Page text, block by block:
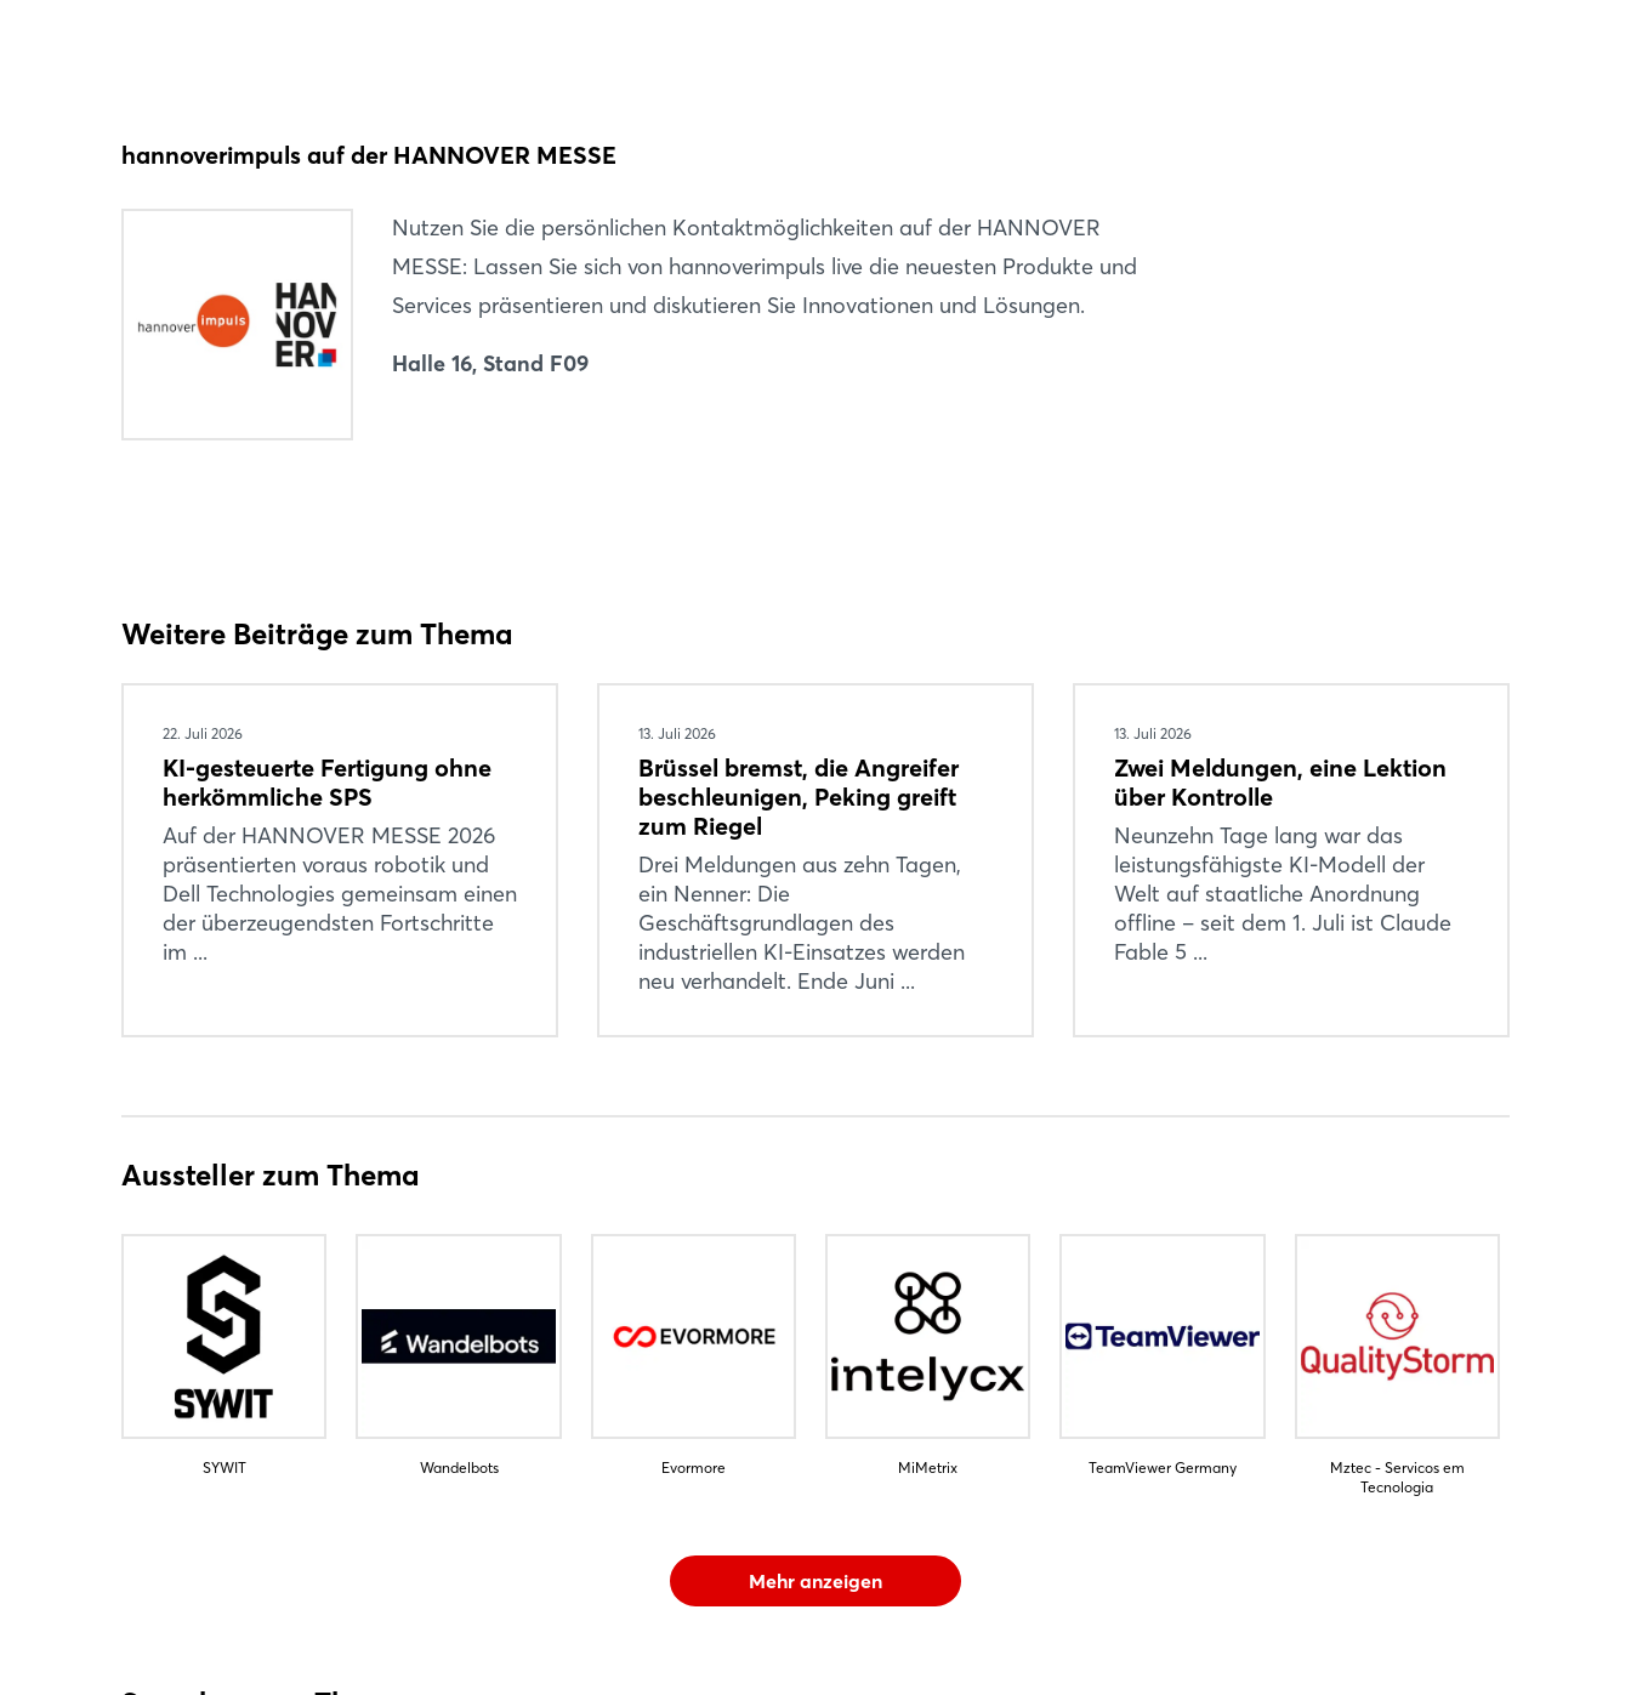
hannoverimpuls auf der HANNOVER MESSE
Nutzen Sie die persönlichen Kontaktmöglichkeiten auf der HANNOVER
MESSE: Lassen Sie sich von hannoverimpuls live die neuesten Produkte und
Services präsentieren und diskutieren Sie Innovationen und Lösungen.
Halle 16, Stand F09
Weitere Beiträge zum Thema
22. Juli 2026
KI-gesteuerte Fertigung ohne
herkömmliche SPS
Auf der HANNOVER MESSE 2026
präsentierten voraus robotik und
Dell Technologies gemeinsam einen
der überzeugendsten Fortschritte
im ...
13. Juli 2026
Brüssel bremst, die Angreifer
beschleunigen, Peking greift
zum Riegel
Drei Meldungen aus zehn Tagen,
ein Nenner: Die
Geschäftsgrundlagen des
industriellen KI-Einsatzes werden
neu verhandelt. Ende Juni ...
13. Juli 2026
Zwei Meldungen, eine Lektion
über Kontrolle
Neunzehn Tage lang war das
leistungsfähigste KI-Modell der
Welt auf staatliche Anordnung
offline – seit dem 1. Juli ist Claude
Fable 5 ...
Aussteller zum Thema
SYWIT Wandelbots Evormore MiMetrix TeamViewer Germany
Mztec - Servicos em
Tecnologia
Mehr anzeigen